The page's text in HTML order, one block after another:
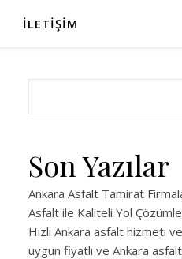
İLETIŞIM
Son Yazılar
Ankara Asfalt Tamirat
Asfalt ile Kaliteli Yol
Hızlı Ankara asfalt hizmeti
uygun fiyatlı ve Ankara